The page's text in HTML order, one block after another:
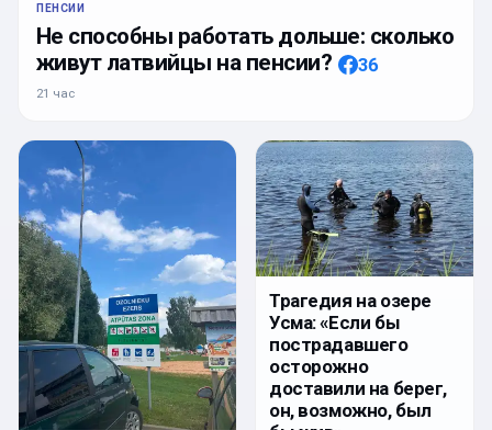
ПЕНСИИ
Не способны работать дольше: сколько
живут латвийцы на пенсии?
36
21 час
Трагедия на озере
Усма: «Если бы
пострадавшего
осторожно
доставили на берег,
он, возможно, был